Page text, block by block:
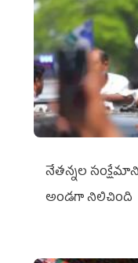
నేతన్నల
అండగా నిలిచింది